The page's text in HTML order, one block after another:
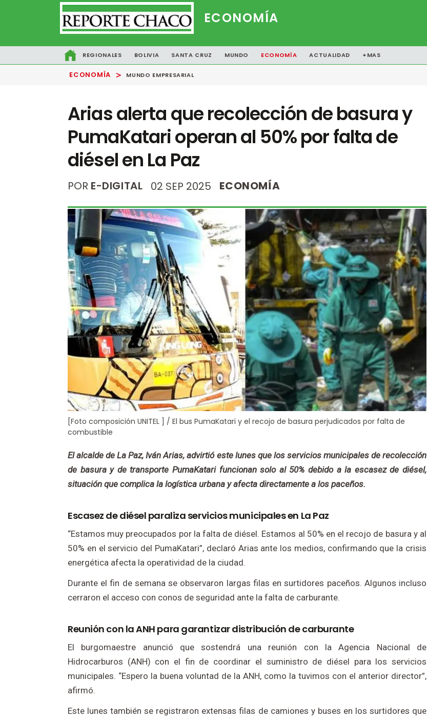
ECONOMÍA
REGIONALES BOLIVIA SANTA CRUZ MUNDO ECONOMÍA ACTUALIDAD +MAS
ECONOMÍA > MUNDO EMPRESARIAL
Arias alerta que recolección de basura y
PumaKatari operan al 50% por falta de
diésel en La Paz
POR E-DIGITAL 02 SEP 2025 ECONOMÍA
[Foto composición UNITEL ] / El bus PumaKatari y el recojo de basura perjudicados por falta de
combustible
El alcalde de La Paz, Iván Arias, advirtió este lunes que los servicios municipales de recolección
de basura y de transporte PumaKatari funcionan solo al 50% debido a la escasez de diésel,
situación que complica la logística urbana y afecta directamente a los paceños.
Escasez de diésel paraliza servicios municipales en La Paz
“Estamos muy preocupados por la falta de diésel. Estamos al 50% en el recojo de basura y al
50% en el servicio del PumaKatari”, declaró Arias ante los medios, confirmando que la crisis
energética afecta la operatividad de la ciudad.
Durante el fin de semana se observaron largas filas en surtidores paceños. Algunos incluso
cerraron el acceso con conos de seguridad ante la falta de carburante.
Reunión con la ANH para garantizar distribución de carburante
El burgomaestre anunció que sostendrá una reunión con la Agencia Nacional de
Hidrocarburos (ANH) con el fin de coordinar el suministro de diésel para los servicios
municipales. “Espero la buena voluntad de la ANH, como la tuvimos con el anterior director”,
afirmó.
Este lunes también se registraron extensas filas de camiones y buses en los surtidores que